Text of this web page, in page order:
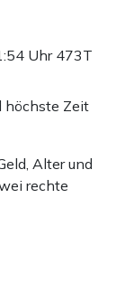
Uhr 473T
höchste Zeit
Alter und
rechte